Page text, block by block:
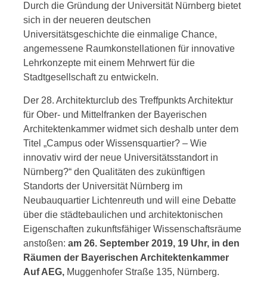
Durch die Gründung der Universität Nürnberg bietet
sich in der neueren deutschen
Universitätsgeschichte die einmalige Chance,
angemessene Raumkonstellationen für innovative
Lehrkonzepte mit einem Mehrwert für die
Stadtgesellschaft zu entwickeln.
Der 28. Architekturclub des Treffpunkts Architektur
für Ober- und Mittelfranken der Bayerischen
Architektenkammer widmet sich deshalb unter dem
Titel „Campus oder Wissensquartier? – Wie
innovativ wird der neue Universitätsstandort in
Nürnberg?“ den Qualitäten des zukünftigen
Standorts der Universität Nürnberg im
Neubauquartier Lichtenreuth und will eine Debatte
über die städtebaulichen und architektonischen
Eigenschaften zukunftsfähiger Wissenschaftsräume
anstoßen: am 26. September 2019, 19 Uhr, in den
Räumen der Bayerischen Architektenkammer
Auf AEG,Muggenhofer Straße 135, Nürnberg.